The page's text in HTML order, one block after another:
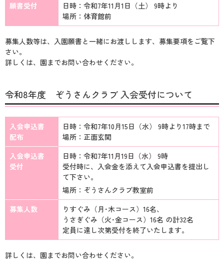
願書受付
日時：令和7年11月1日（土） 9時より
場所：体育館前
募集人数等は、入園願書と一緒にお渡しします、募集要項をご覧下
さい。
詳しくは、園までお問い合わせください。
令和8年度 ぞうさんクラブ 入会受付について
入会申込書
配布
日時：令和7年10月15日（水） 9時より17時まで
場所：正面玄関
入会申込書
受付
日時：令和7年11月19日（水） 9時
受付時に、入会金を添えて入会申込書を提出し
て下さい。
場所：ぞうさんクラブ教室前
募集人数
りすぐみ（月･木コース） 16名、
うさぎぐみ（火･金コース） 16名 の計32名
定員に達し次第受付を終了いたします。
詳しくは、園までお問い合わせください。